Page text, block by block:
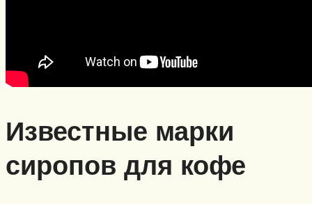
Известные марки
сиропов для кофе